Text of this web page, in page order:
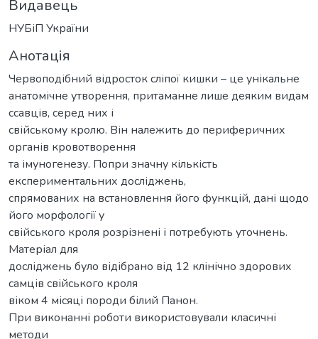
Видавець
НУБіП України
Анотація
Червоподібний відросток сліпої кишки – це унікальне
анатомічне утворення, притаманне лише деяким видам
ссавців, серед них і
свійському кролю. Він належить до периферичних
органів кровотворення
та імуногенезу. Попри значну кількість
експериментальних досліджень,
спрямованих на встановлення його функцій, дані щодо
його морфології у
свійського кроля розрізнені і потребують уточнень.
Матеріал для
досліджень було відібрано від 12 клінічно здорових
самців свійського кроля
віком 4 місяці породи білий Панон.
При виконанні роботи використовували класичні
методи